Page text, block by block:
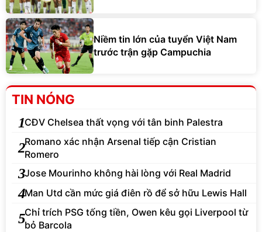
Niềm tin lớn của tuyển Việt Nam
trước trận gặp Campuchia
TIN NÓNG
1CĐV Chelsea thất vọng với tân binh Palestra
2Romano xác nhận Arsenal tiếp cận Cristian
Romero
3Jose Mourinho không hài lòng với Real Madrid
4Man Utd cần mức giá điên rồ để sở hữu Lewis Hall
5Chỉ trích PSG tống tiền, Owen kêu gọi Liverpool từ
bỏ Barcola